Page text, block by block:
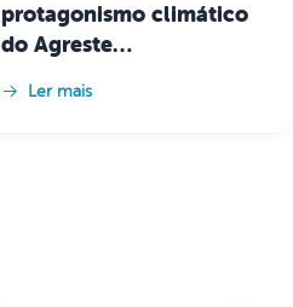
protagonismo climático
do Agreste
encontro estadual sobre
Ler mais